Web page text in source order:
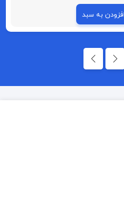
افزودن به سبد